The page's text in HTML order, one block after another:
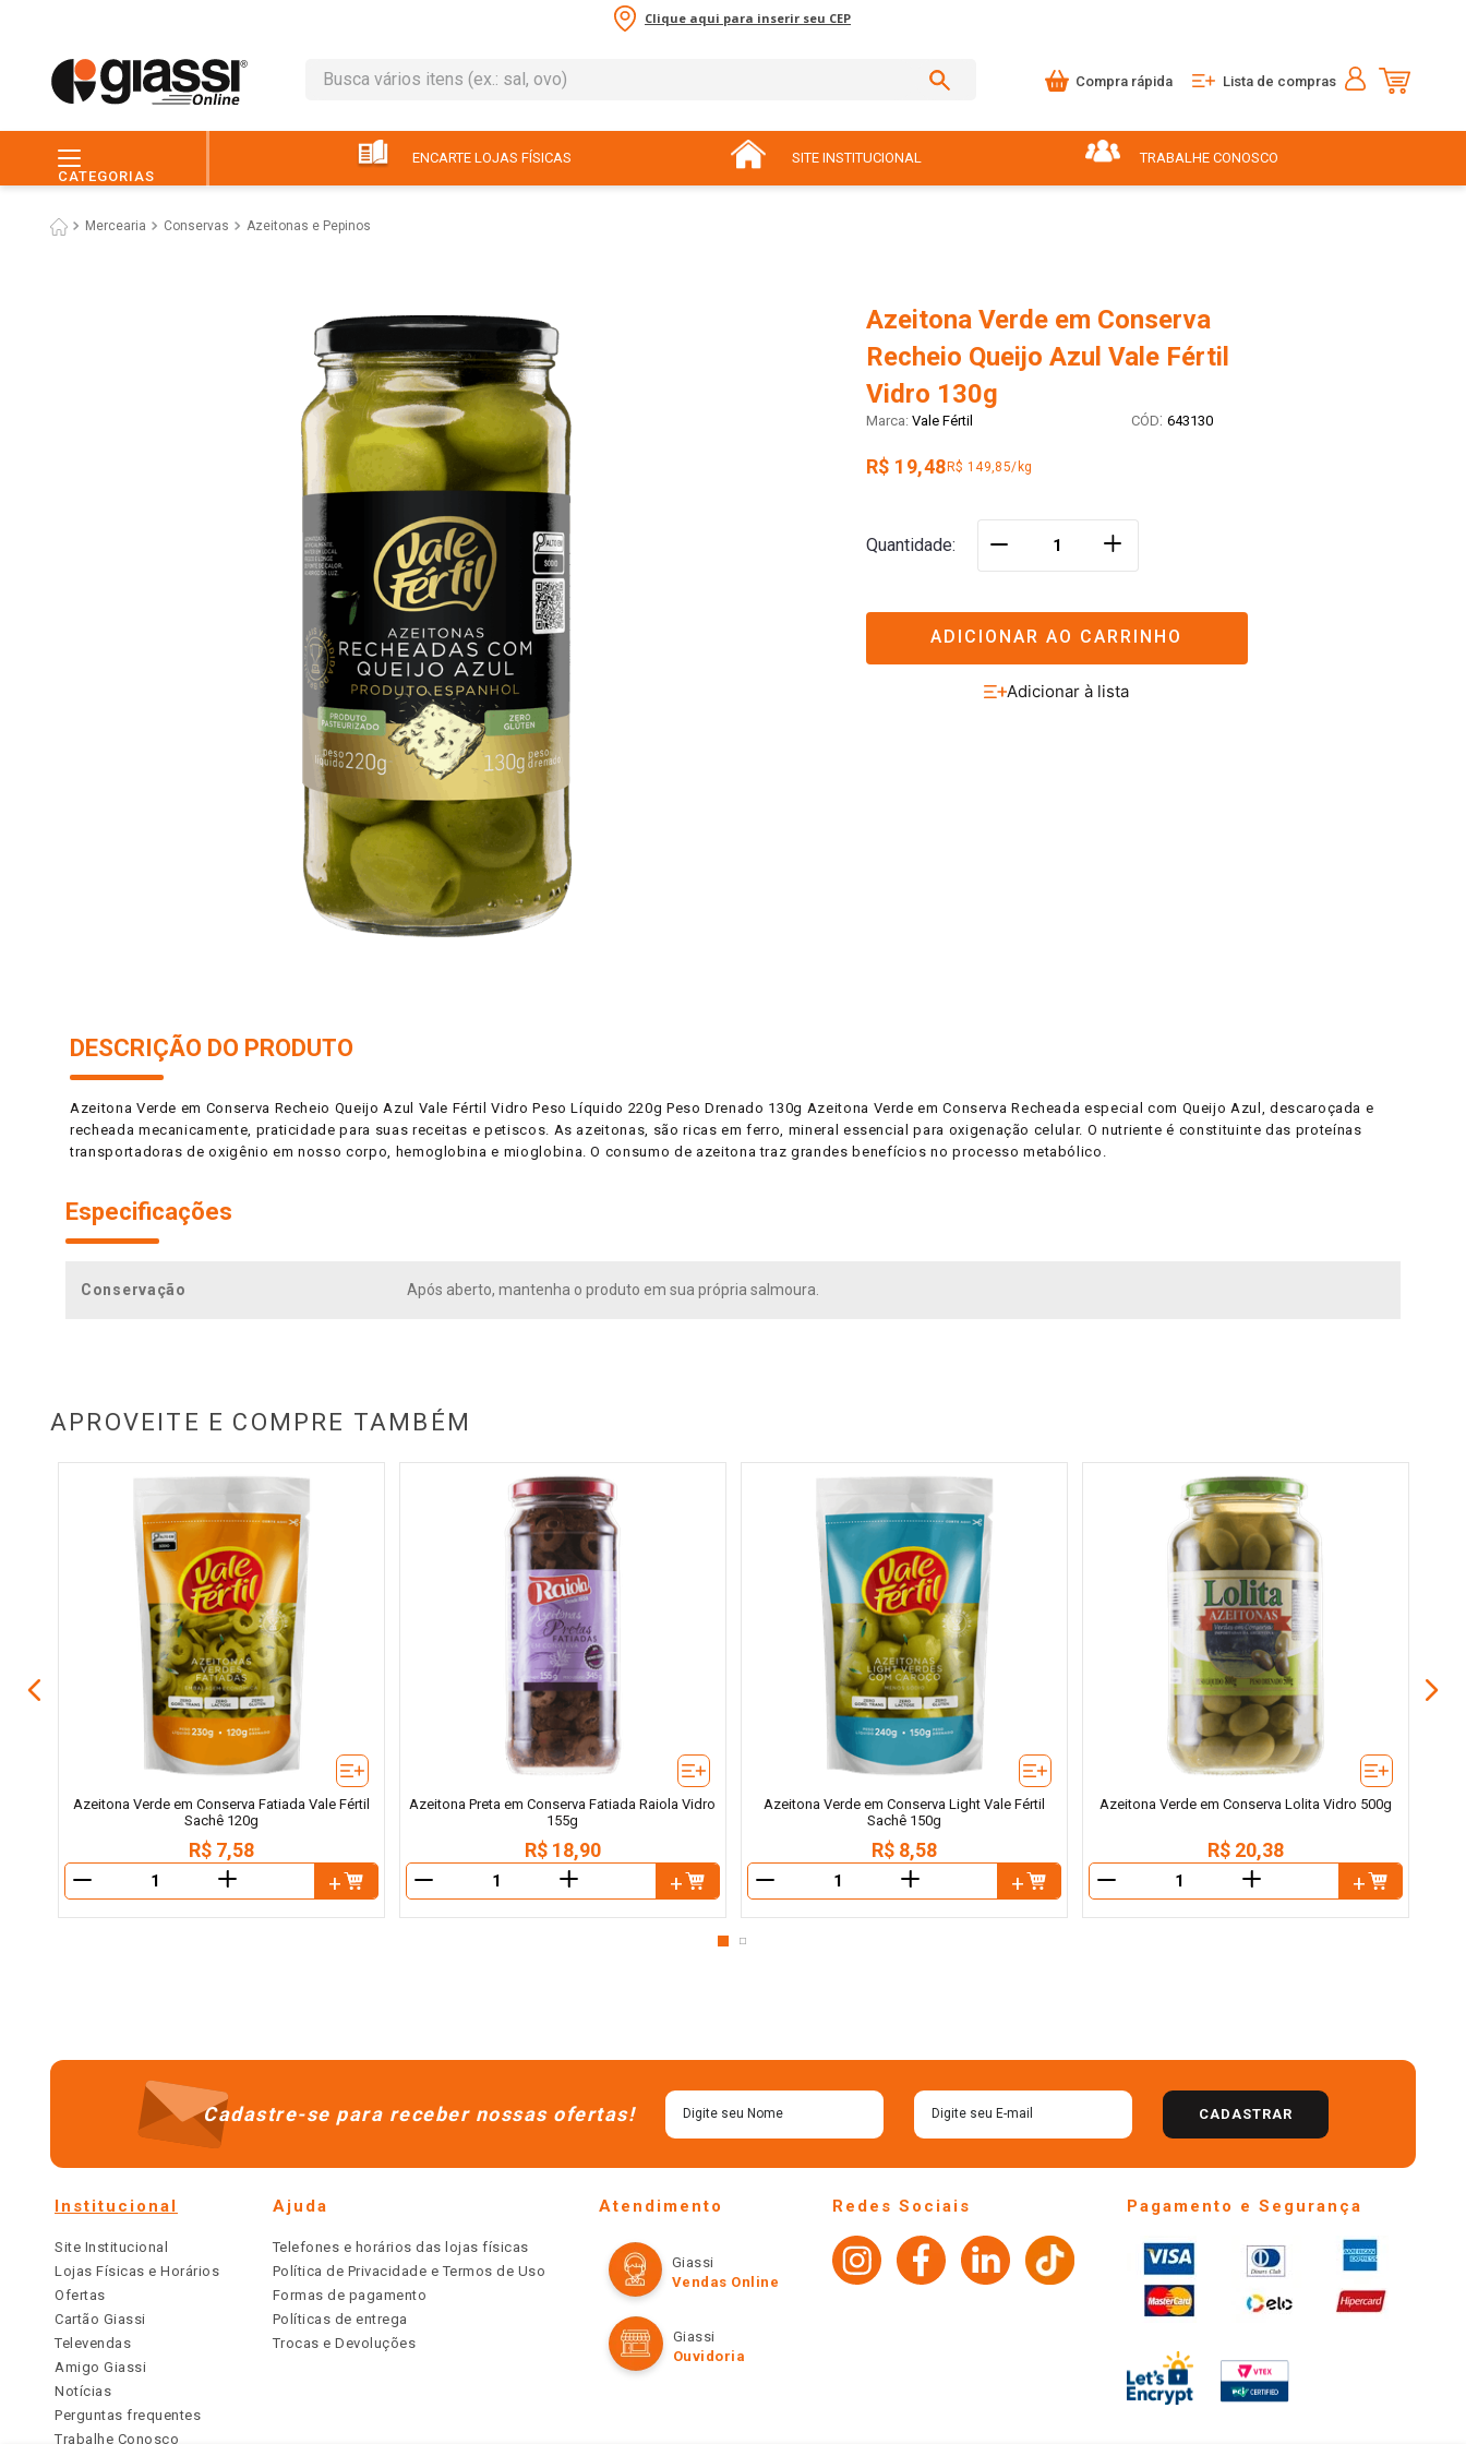
Clique aqui para inserir seu CEP
Busca vários itens (ex.: sal, ovo)
Compra rápida Lista de compras
CATEGORIAS
ENCARTE LOJAS FÍSICAS SITE INSTITUCIONAL TRABALHE CONOSCO
Mercearia Conservas Azeitonas e Pepinos
Azeitona Verde em Conserva
Recheio Queijo Azul Vale Fértil
Vidro 130g
Vale Fértil : 643130
R$ 19,48R$ 149,85/kg
Quantidade ＋
ADICIONAR AO CARRINHO
DESCRIÇÃO DO PRODUTO
Azeitona Verde em Conserva Recheio Queijo Azul Vale Fértil Vidro Peso Líquido 220g Peso Drenado 130g Azeitona Verde em Conserva Recheada especial com Queijo Azul, descaroçada e
recheada mecanicamente, praticidade para suas receitas e petiscos. As azeitonas, são ricas em ferro, mineral essencial para oxigenação celular. O nutriente é constituinte das proteínas
transportadoras de oxigênio em nosso corpo, hemoglobina e mioglobina. O consumo de azeitona traz grandes benefícios no processo metabólico.
Especificações
Conservação Após aberto, mantenha o produto em sua própria salmoura.
APROVEITE E COMPRE TAMBÉM
Azeitona Verde em Conserva Fatiada Vale Fértil
Sachê 120g
R$ 7,58
＋
Azeitona Preta em Conserva Fatiada Raiola Vidro
155g
R$ 18,90
＋
Azeitona Verde em Conserva Light Vale Fértil
Sachê 150g
R$ 8,58
＋
Azeitona Verde em Conserva Lolita Vidro 500g
R$ 20,38
＋
Cadastre-se para receber nossas ofertas! CADASTRAR
Institucional
Site Institucional
Lojas Físicas e Horários
Ofertas
Cartão Giassi
Televendas
Amigo Giassi
Notícias
Perguntas frequentes
Trabalhe Conosco
Ajuda
Telefones e horários das lojas físicas
Política de Privacidade e Termos de Uso
Formas de pagamento
Políticas de entrega
Trocas e Devoluções
Atendimento
Giassi
Vendas Online
Giassi
Ouvidoria
Redes Sociais Pagamento e Segurança
leite
3º queijo
6º
7º macarrão
8 iogurte